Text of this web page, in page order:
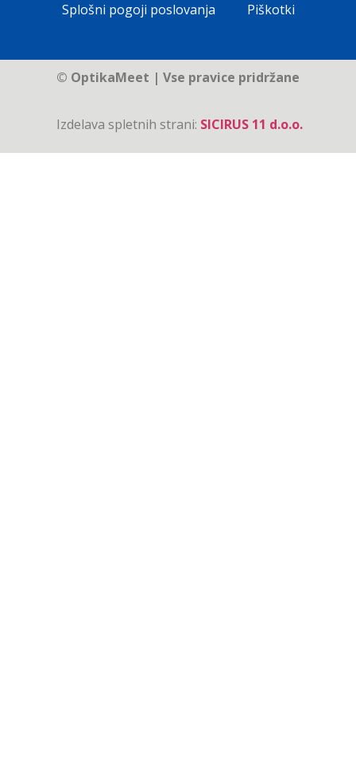
Splošni pogoji poslovanja Piškotki
© OptikaMeet | Vse pravice pridržane
Izdelava spletnih strani: SICIRUS 11 d.o.o.